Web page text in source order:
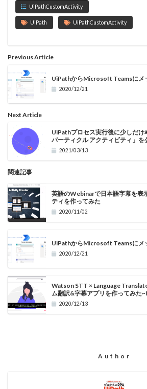
UiPathCustomActivity
UiPath UiPathCustomActivity
Previous Article
UiPathからMicrosoft Teamsにメ
2020/12/21
Next Article
UiPathプロセス実行後に少しだけ
パーティクル アクティビティ」を
2021/03/13
関連記事
英語のWebinarで日本語字幕を表
ティを作ってみた
2020/11/02
UiPathからMicrosoft Teamsにメ
2020/12/21
Watson STT × Language
ム翻訳&字幕アプリを作ってみた
2020/12/13
Author